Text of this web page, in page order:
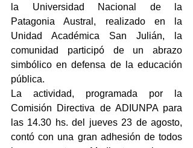
la Universidad Nacional de la
Patagonia Austral, realizado en la
Unidad Académica San Julián, la
comunidad participó de un abrazo
simbólico en defensa de la educación
pública.
La actividad, programada por la
Comisión Directiva de ADIUNPA para
las 14.30 hs. del jueves 23 de agosto,
contó con una gran adhesión de todos